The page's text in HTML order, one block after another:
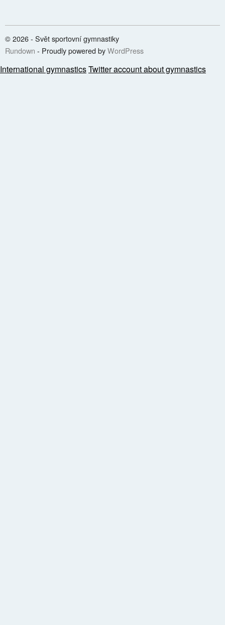
© 2026 - Svět sportovní gymnastiky
Rundown - Proudly powered byWordPress
International gymnasticsTwitter account about gymnastics